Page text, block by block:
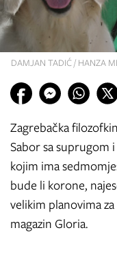
DAMJAN TADIĆ / HANZA
Zagrebačka
Sabor sa suprugom
kojim ima
bude li korone,
velikim planovima
magazin Gloria.